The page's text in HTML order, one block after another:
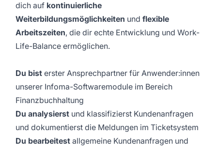
dich auf kontinuierliche
Weiterbildungsmöglichkeiten und flexible
Arbeitszeiten, die dir echte Entwicklung und Work-
Life-Balance ermöglichen.
Du bist erster Ansprechpartner für Anwender:innen
unserer Infoma-Softwaremodule im Bereich
Finanzbuchhaltung
Du analysierst und klassifizierst Kundenanfragen
und dokumentierst die Meldungen im Ticketsystem
Du bearbeitest allgemeine Kundenanfragen und